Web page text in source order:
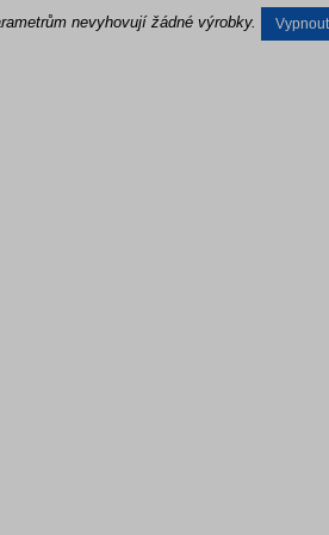
nevyhovují žádné výrobky.